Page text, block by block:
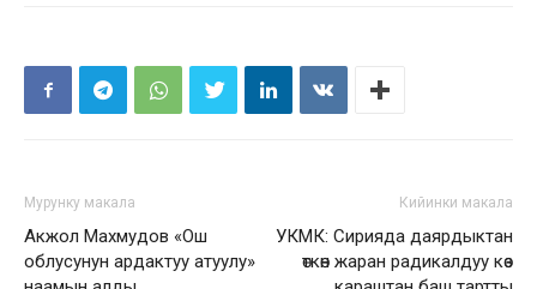
Мурунку макала
Акжол Махмудов «Ош
облусунун ардактуу атуулу»
Кийинки макала
УКМК: Сирияда даярдыктан
өткөн жаран радикалдуу көз